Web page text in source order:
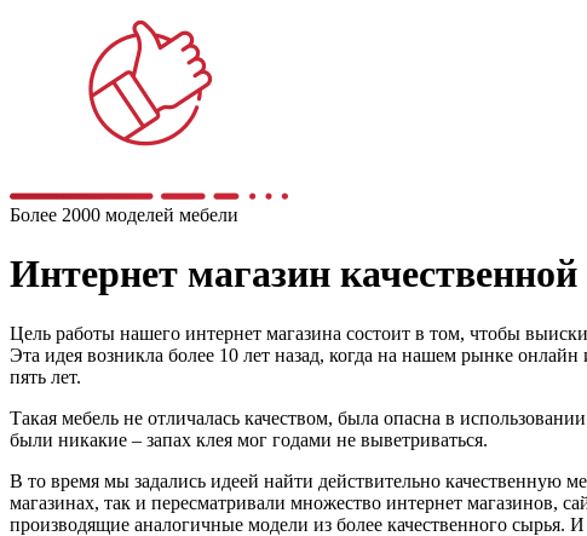
Более 2000 моделей мебели
Интернет магазин
Цель работы нашего интернет магазина состоит в том, чтобы
Эта идея возникла более 10 лет назад, когда на нашем рынке
пять лет.
Такая мебель не отличалась качеством, была опасна в
были никакие – запах клея мог годами не выветриваться.
В то время мы задались идеей найти действительно качественную
магазинах, так и пересматривали множество интернет магазинов,
производящие аналогичные модели из более качественного сырья.